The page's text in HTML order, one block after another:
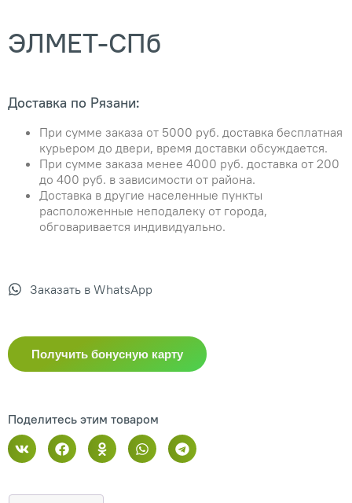
ЭЛМЕТ-СПб
Доставка по Рязани:
При сумме заказа от 5000 руб. доставка бесплатная
курьером до двери, время доставки обсуждается.
При сумме заказа менее 4000 руб. доставка от 200
до 400 руб. в зависимости от района.
Доставка в другие населенные пункты
расположенные неподалеку от города,
обговаривается индивидуально.
Заказать в WhatsApp
Получить бонусную карту
Поделитесь этим товаром